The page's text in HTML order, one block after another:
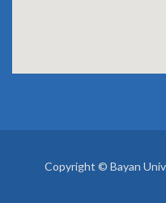
Copyright © Bayan